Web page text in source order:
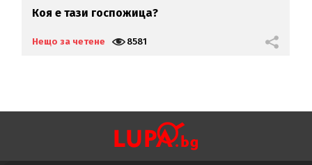
Коя е тази госпожица?
Нещо за четене 8581